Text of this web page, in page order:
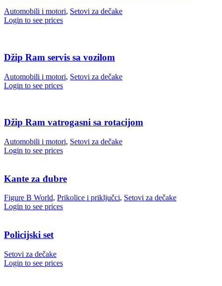
Automobili i motori, Setovi za dečake
Login to see prices
Džip Ram servis sa vozilom
Automobili i motori, Setovi za dečake
Login to see prices
Džip Ram vatrogasni sa rotacijom
Automobili i motori, Setovi za dečake
Login to see prices
Kante za đubre
Figure B World, Prikolice i priključci, Setovi za dečake
Login to see prices
Policijski set
Setovi za dečake
Login to see prices